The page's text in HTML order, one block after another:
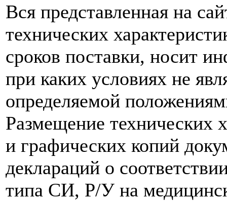
Вся представленная на
технических
сроков поставки, носит
при каких условиях не
определяемой
Размещение технических
и графических копий
деклараций о
типа СИ, Р/У на